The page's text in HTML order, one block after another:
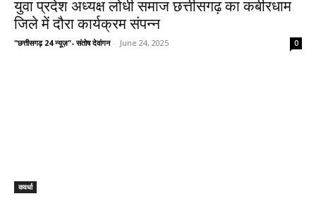
युवा प्रदेश अध्यक्ष लोधी समाज छत्तीसगढ़ का कबीरधाम
जिले में दौरा कार्यक्रम संपन्न
"छत्तीसगढ़ 24 न्यूज़"- संतोष देवांगन - June 24, 2025 0
कवर्धा